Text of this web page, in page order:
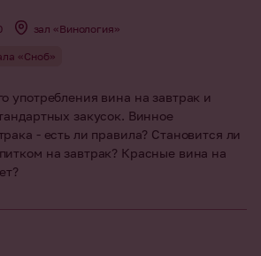
зал «Винология»
«Сноб»
употребления вина на завтрак и
закусок. Винное
- есть ли правила? Становится ли
на завтрак? Красные вина на